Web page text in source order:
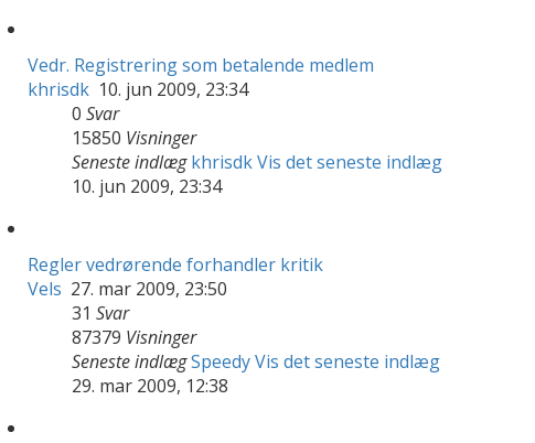
Vedr. Registrering som betalende medlem
khrisdk 10. jun 2009, 23:34
0 Svar
15850 Visninger
Seneste indlægkhrisdkVis det seneste indlæg
10. jun 2009, 23:34
Regler vedrørende forhandler kritik
Vels 27. mar 2009, 23:50
31 Svar
87379 Visninger
Seneste indlægSpeedyVis det seneste indlæg
29. mar 2009, 12:38